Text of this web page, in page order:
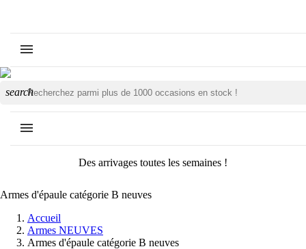
search
Des arrivages toutes les semaines !
Armes d'épaule catégorie B neuves
Accueil
Armes NEUVES
Armes d'épaule catégorie B neuves